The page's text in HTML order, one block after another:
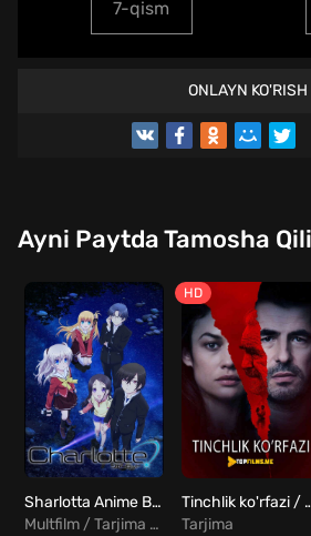
7-qism
ONLAYN KO'RISH
Ayni Paytda Tamosha
Sharlotta Anime Barcha qismlar Uzbek Tilida
Multfilm / Tarjima / Drama
HD
Tinchlik ko'rfazi /
Tarjima